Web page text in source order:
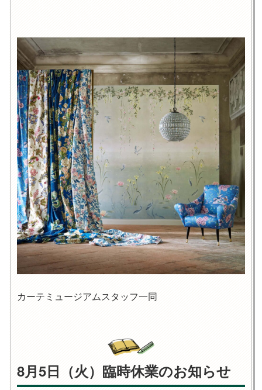
カーテミュージアムスタッフ一同
8月5日（火）臨時休業のお知らせ